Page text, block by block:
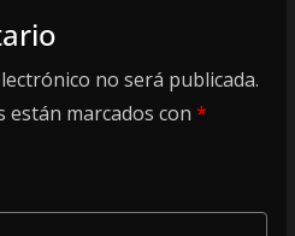
no será publicada.
marcados con *